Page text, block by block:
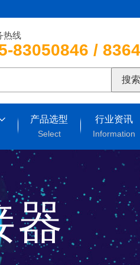
热线
83050846 /
搜索
产品选型
Select
行业资讯
Information
器